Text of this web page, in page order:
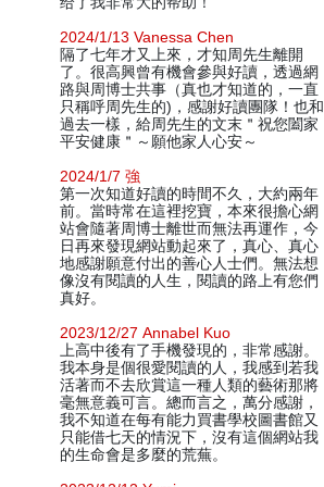
2024/1/13 Vanessa Chen
隔了七年才又上來，才知周先生離開
了。很高興曾有機會參與好讀，透過網
路與周博士共事（真也才知道的，一直
只稱呼周先生的)，感謝好讀團隊！也和
過去一樣，給周先生的文末＂祝您闔家
平安健康＂～願他家人心安～
2024/1/7 強
第一次知道好讀的時間不久，大約兩年
前。當時常在這裡挖寶，本來很擔心網
站會隨著周博士離世而無法再運作，今
日再來發現網站動起來了，真心、真心
地感謝願意付出的善心人士們。無法想
像沒有閱讀的人生，閱讀的路上有您們
真好。
2023/12/27 Annabel Kuo
上高中後有了手機發現的，非常感謝。
我本身是個很愛閱讀的人，我感到若我
活著而不去欣賞這一種人類的藝術那將
毫無意義可言。總而言之，萬分感謝，
我不知道在每有能力買書學校圖書館又
只能借七天的情況下，沒有這個網站我
的生命會是多麼的荒蕪。